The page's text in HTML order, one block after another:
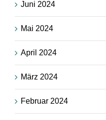
Juni 2024
Mai 2024
April 2024
März 2024
Februar 2024